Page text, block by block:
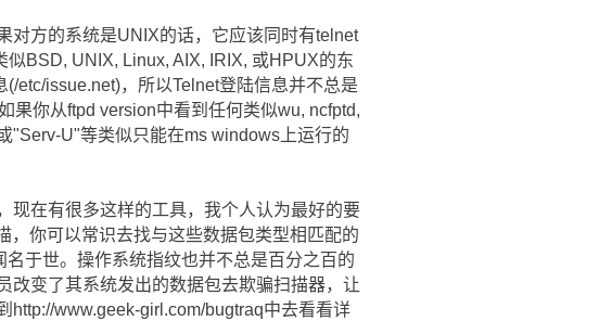
对方的系统是UNIX的话，它应该同时有telnet
BSD, UNIX, Linux, AIX, IRIX, 或HPUX的东
etc/issue.net)，所以Telnet登陆信息并不总是
果你从ftpd version中看到任何类似wu, ncfptd,
"Serv-U"等类似只能在ms windows上运行的
现在有很多这样的工具，我个人认为最好的要
，你可以常识去找与这些数据包类型相匹配的
于世。操作系统指纹也并不总是百分之百的
改变了其系统发出的数据包去欺骗扫描器，让
www.geek-girl.com/bugtraq中去看看详